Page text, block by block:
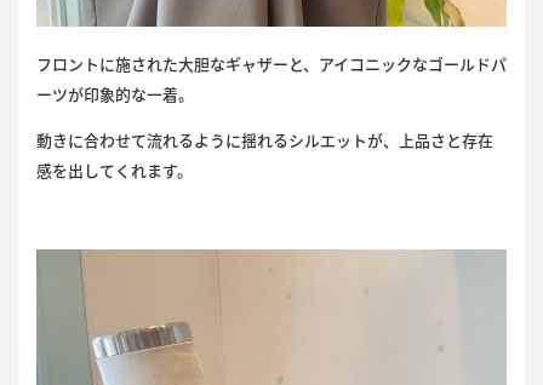
フロントに施された大胆なギャザーと、アイコニックなゴールドパ
ーツが印象的な一着。
動きに合わせて流れるように揺れるシルエットが、上品さと存在
感を出してくれます。